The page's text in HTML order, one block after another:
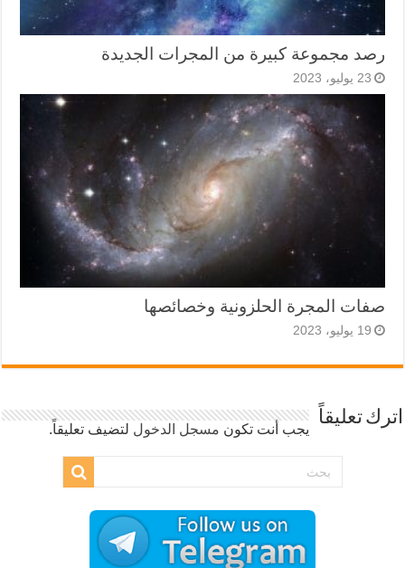
رصد مجموعة كبيرة من المجرات الجديدة
23 يوليو، 2023
صفات المجرة الحلزونية وخصائصها
19 يوليو، 2023
اترك تعليقاً
يجب أنت تكون مسجل الدخول لتضيف تعليقاً.